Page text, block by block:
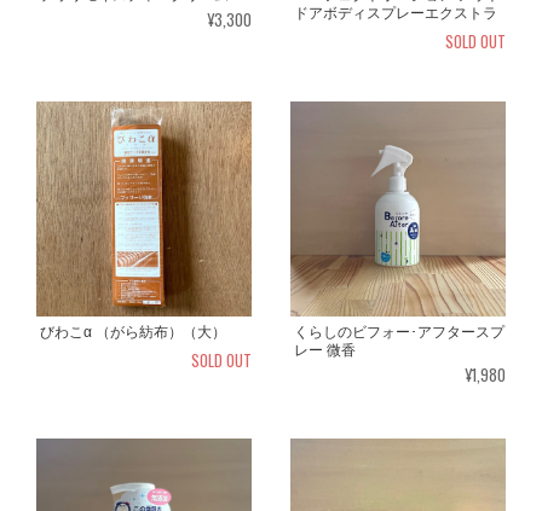
¥3,300
ドアボディスプレーエクストラ
SOLD OUT
びわこα （がら紡布）（大）
SOLD OUT
くらしのビフォー･アフタースプ
レー 微香
¥1,980